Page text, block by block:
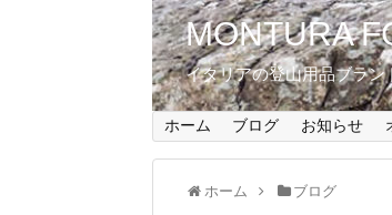
MONTURA
イタリアの登山用品ブラ
ホーム ブログ お知らせ
ホーム ブログ